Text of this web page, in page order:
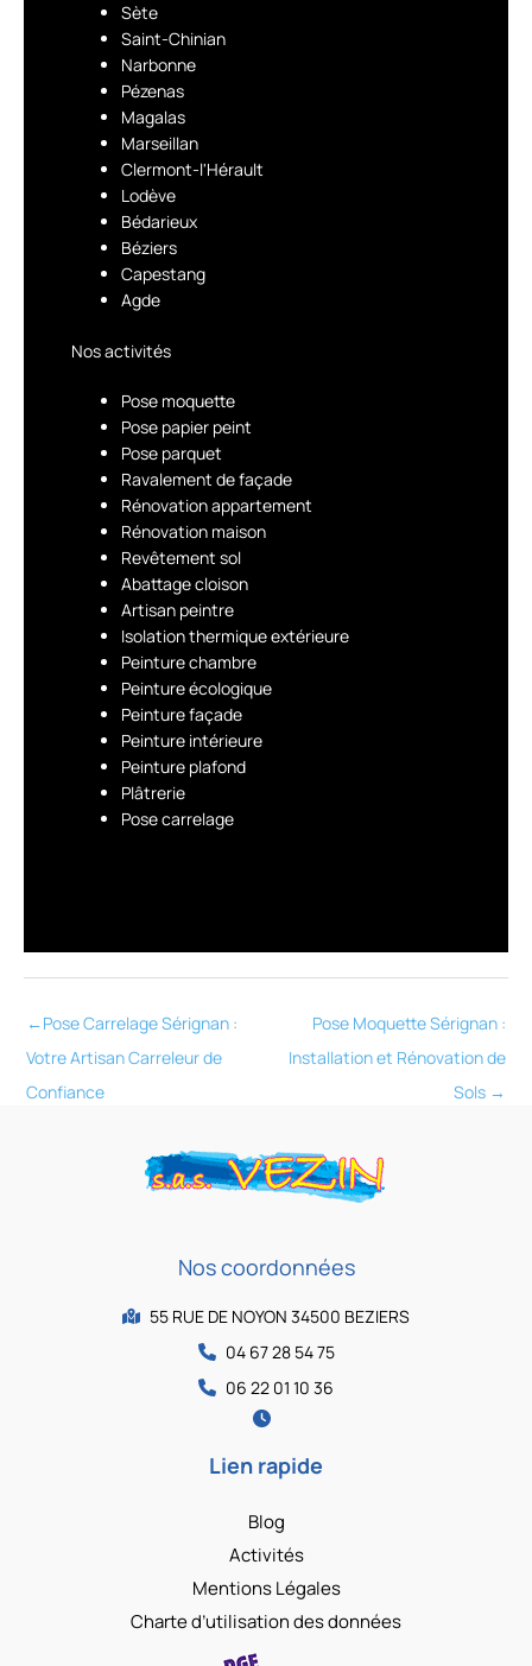
Sète
Saint-Chinian
Narbonne
Pézenas
Magalas
Marseillan
Clermont-l'Hérault
Lodève
Bédarieux
Béziers
Capestang
Agde
Nos activités
Pose moquette
Pose papier peint
Pose parquet
Ravalement de façade
Rénovation appartement
Rénovation maison
Revêtement sol
Abattage cloison
Artisan peintre
Isolation thermique extérieure
Peinture chambre
Peinture écologique
Peinture façade
Peinture intérieure
Peinture plafond
Plâtrerie
Pose carrelage
←Pose Carrelage Sérignan :
Votre Artisan Carreleur de
Confiance
Pose Moquette Sérignan :
Installation et Rénovation de
Sols →
Nos coordonnées
55 RUE DE NOYON 34500 BEZIERS
04 67 28 54 75
06 22 01 10 36
Lien rapide
Blog
Activités
Mentions Légales
Charte d’utilisation des données